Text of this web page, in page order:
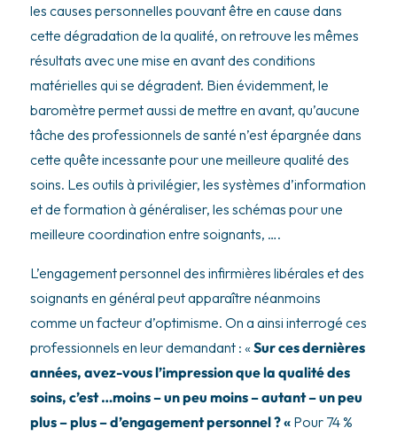
les causes personnelles pouvant être en cause dans
cette dégradation de la qualité, on retrouve les mêmes
résultats avec une mise en avant des conditions
matérielles qui se dégradent. Bien évidemment, le
baromètre permet aussi de mettre en avant, qu’aucune
tâche des professionnels de santé n’est épargnée dans
cette quête incessante pour une meilleure qualité des
soins. Les outils à privilégier, les systèmes d’information
et de formation à généraliser, les schémas pour une
meilleure coordination entre soignants, ….
L’engagement personnel des infirmières libérales et des
soignants en général peut apparaître néanmoins
comme un facteur d’optimisme. On a ainsi interrogé ces
professionnels en leur demandant : «Sur ces dernières
années, avez-vous l’impression que la qualité des
soins, c’est …moins – un peu moins – autant – un peu
plus – plus – d’engagement personnel ? « Pour 74 %